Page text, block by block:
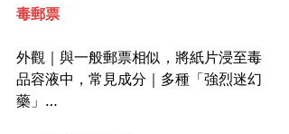
毒郵票
外觀｜與一般郵票相似，將紙片浸至毒
品容液中，常見成分｜多種「強烈迷幻
藥」…